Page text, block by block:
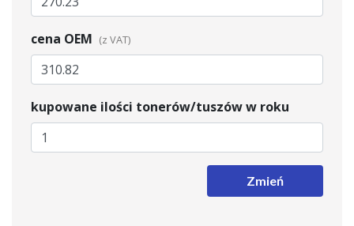
cena OEM
kupowane ilości tonerów/tuszów w roku
Zmień